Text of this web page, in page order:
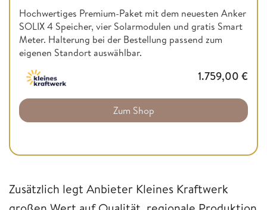
Hochwertiges Premium-Paket mit dem neuesten Anker
SOLIX 4 Speicher, vier Solarmodulen und gratis Smart
Meter. Halterung bei der Bestellung passend zum
eigenen Standort auswählbar.
1.759,00 €
Zum Shop
Zusätzlich legt Anbieter Kleines Kraftwerk